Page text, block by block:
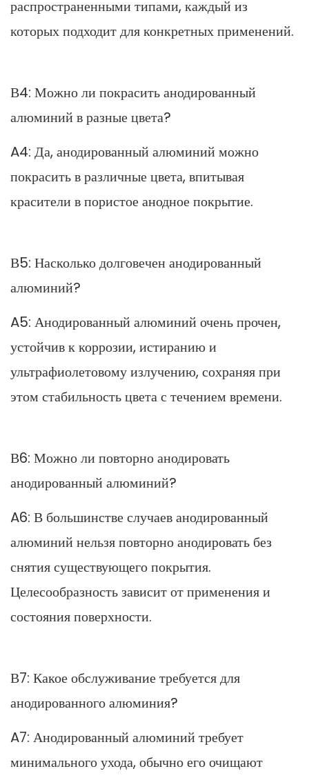
распространенными типами, каждый из
которых подходит для конкретных применений.
В4: Можно ли покрасить анодированный
алюминий в разные цвета?
A4: Да, анодированный алюминий можно
покрасить в различные цвета, впитывая
красители в пористое анодное покрытие.
В5: Насколько долговечен анодированный
алюминий?
A5: Анодированный алюминий очень прочен,
устойчив к коррозии, истиранию и
ультрафиолетовому излучению, сохраняя при
этом стабильность цвета с течением времени.
В6: Можно ли повторно анодировать
анодированный алюминий?
A6: В большинстве случаев анодированный
алюминий нельзя повторно анодировать без
снятия существующего покрытия.
Целесообразность зависит от применения и
состояния поверхности.
В7: Какое обслуживание требуется для
анодированного алюминия?
A7: Анодированный алюминий требует
минимального ухода, обычно его очищают